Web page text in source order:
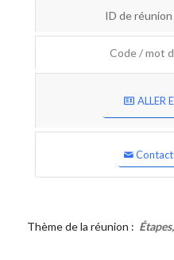
ID de réunion
Code / mot
ALLER
Thème de la réunion :